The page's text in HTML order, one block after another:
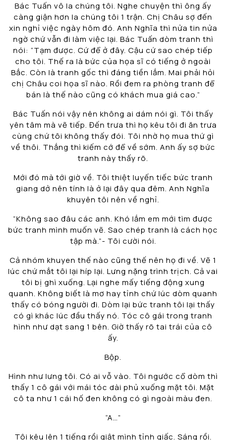
Bác Tuấn vô la chúng tôi. Nghe chuyện thì ông ấy
càng giận hơn la chúng tôi 1 trận. Chị Châu sợ đến
xin nghỉ việc ngày hôm đó. Anh Nghĩa thì nửa tin nửa
ngờ chứ vẫn đi làm việc lại. Bác Tuấn dòm tranh thì
nói: “Tạm được. Cứ để ở đây. Cậu cứ sao chép tiếp
cho tôi. Thế ra là bức của họa sĩ có tiếng ở ngoài
Bắc. Còn là tranh gốc thì đáng tiền lắm. Mai phải hỏi
chị Châu coi họa sĩ nào. Rồi đem ra phòng tranh để
bán là thế nào cũng có khách mua giá cao.”
Bác Tuấn nói vậy nên không ai dám nói gì. Tôi thấy
yên tâm mà vẽ tiếp. Đến trưa thì họ kêu tôi đi ăn trưa
cùng chứ tôi không thấy đói. Tôi nhờ họ mua thứ gì
về thôi. Thắng thì kiếm cớ để về sớm. Anh ấy sợ bức
tranh này thấy rõ.
Mới đó mà tới giờ về. Tôi thiệt luyến tiếc bức tranh
giang dở nên tính là ở lại đây qua đêm. Anh Nghĩa
khuyên tôi nên về nghỉ.
“Không sao đâu các anh. Khó lắm em mới tìm được
bức tranh mình muốn vẽ. Sao chép tranh là cách học
tập mà.”- Tôi cười nói.
Cả nhóm khuyen thế nào cũng thế nên họ đi về. Vẽ 1
lúc chứ mắt tôi lại híp lại. Lưng nặng trình trịch. Cả vai
tôi bị ghì xuống. Lại nghe mấy tiếng động xung
quanh. Không biết là mơ hay tỉnh chứ lúc dòm quanh
thấy có bóng người đi. Dòm lại bức tranh tôi lại thấy
có gì khác lúc đầu thấy nó. Tóc cô gái trong tranh
hình như dạt sang 1 bên. Giờ thấy rõ tai trái của cô
ấy.
Bộp.
Hình như lưng tôi. Có ai vỗ vào. Tôi ngước cổ dòm thì
thấy 1 cô gái với mái tóc dài phủ xuống mặt tôi. Mặt
cô ta như 1 cái hố đen không có gì ngoài màu đen.
“A…”
Tôi kêu lên 1 tiếng rồi giật mình tỉnh giấc. Sáng rồi.